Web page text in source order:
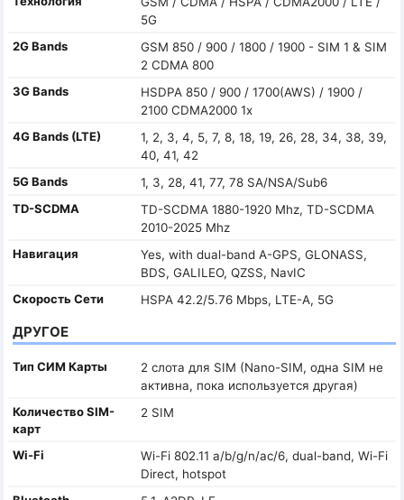
5G
2G Bands
GSM 850 / 900 / 1800 / 1900 - SIM 1 & SIM
2 CDMA 800
3G Bands
HSDPA 850 / 900 / 1700(AWS) / 1900 /
2100 CDMA2000 1x
4G Bands (LTE)
1, 2, 3, 4, 5, 7, 8, 18, 19, 26, 28, 34, 38, 39,
40, 41, 42
5G Bands
1, 3, 28, 41, 77, 78 SA/NSA/Sub6
TD-SCDMA
TD-SCDMA 1880-1920 Mhz, TD-SCDMA
2010-2025 Mhz
Навигация
Yes, with dual-band A-GPS, GLONASS,
BDS, GALILEO, QZSS, NavIC
Скорость Сети
HSPA 42.2/5.76 Mbps, LTE-A, 5G
ДРУГОЕ
Тип СИМ Карты
2 слота для SIM (Nano-SIM, одна SIM не
активна, пока используется другая)
Количество SIM-
карт
2 SIM
Wi-Fi
Wi-Fi 802.11 a/b/g/n/ac/6, dual-band, Wi-Fi
Direct, hotspot